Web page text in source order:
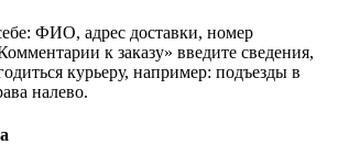
ФИО, адрес доставки, номер
к заказу» введите сведения,
курьеру, например: подъезды в
налево.